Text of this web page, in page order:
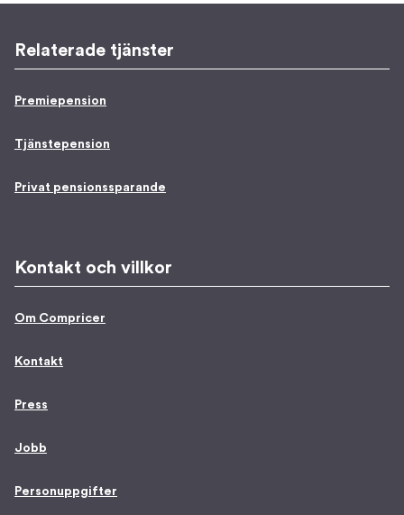
Relaterade tjänster
Premiepension
Tjänstepension
Privat pensionssparande
Kontakt och villkor
Om Compricer
Kontakt
Press
Jobb
Personuppgifter